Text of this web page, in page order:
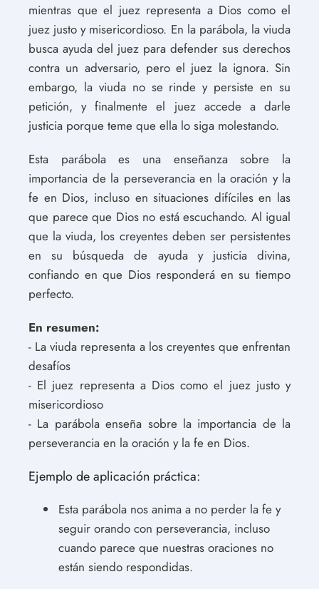
mientras que el juez representa a Dios como el
juez justo y misericordioso. En la parábola, la viuda
busca ayuda del juez para defender sus derechos
contra un adversario, pero el juez la ignora. Sin
embargo, la viuda no se rinde y persiste en su
petición, y finalmente el juez accede a darle
justicia porque teme que ella lo siga molestando.
Esta parábola es una enseñanza sobre la
importancia de la perseverancia en la oración y la
fe en Dios, incluso en situaciones difíciles en las
que parece que Dios no está escuchando. Al igual
que la viuda, los creyentes deben ser persistentes
en su búsqueda de ayuda y justicia divina,
confiando en que Dios responderá en su tiempo
perfecto.
En resumen:
- La viuda representa a los creyentes que enfrentan
desafíos
- El juez representa a Dios como el juez justo y
misericordioso
- La parábola enseña sobre la importancia de la
perseverancia en la oración y la fe en Dios.
Ejemplo de aplicación práctica:
Esta parábola nos anima a no perder la fe y
seguir orando con perseverancia, incluso
cuando parece que nuestras oraciones no
están siendo respondidas.